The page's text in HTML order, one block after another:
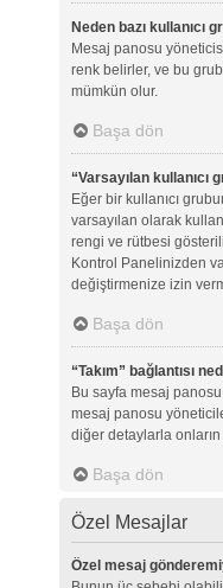
Neden bazı kullanıcı
Mesaj panosu
renk belirler, ve bu
mümkün olur.
Başa dön
“Varsayılan kullanıcı
Eğer bir kullanıcı
varsayılan olarak
rengi ve rütbesi
Kontrol Panelinizden
değiştirmenize izin
Başa dön
“Takım” bağlantısı
Bu sayfa mesaj
mesaj panosu
diğer detaylarla
Başa dön
Özel Mesajlar
Özel mesaj